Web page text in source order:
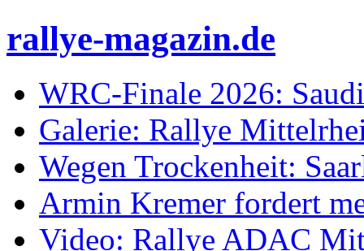
rallye-magazin.de
WRC-Finale 2026:
Galerie: Rallye
Wegen Trockenheit:
Armin Kremer fordert
Video: Rallye ADAC